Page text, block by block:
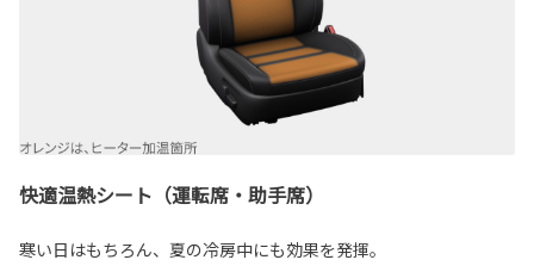
快適温熱シート（運転席・助手席）
寒い日はもちろん、夏の冷房中にも効果を発揮。